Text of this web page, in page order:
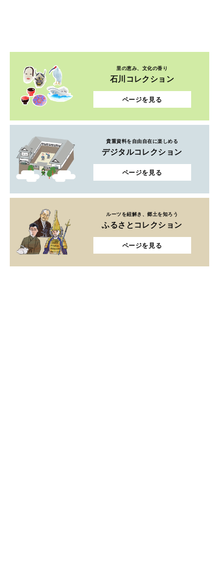
里の恵み、文化の香り
石川コレクション
ページを見る
貴重資料を自由自在に楽しめる
デジタルコレクション
ページを見る
ルーツを紐解き、郷土を知ろう
ふるさとコレクション
ページを見る